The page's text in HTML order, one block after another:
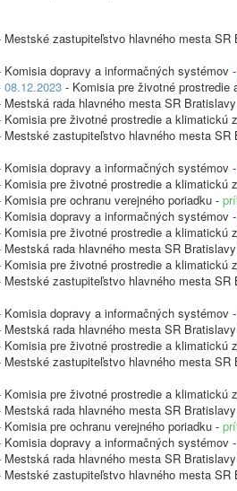
Mestské zastupiteľstvo hlavného mesta SR
Komisia dopravy a informačných systémov -
08.12.2023 - Komisia pre životné prostredie
Mestská rada hlavného mesta SR
Komisia pre životné prostredie a klimatickú
Mestské zastupiteľstvo hlavného mesta SR
Komisia dopravy a informačných systémov -
Komisia pre životné prostredie a klimatickú
Komisia pre ochranu verejného poriadku -
Komisia dopravy a informačných systémov -
Komisia pre životné prostredie a klimatickú
Mestská rada hlavného mesta SR
Komisia pre životné prostredie a klimatickú
Mestské zastupiteľstvo hlavného mesta SR
Komisia dopravy a informačných systémov -
Mestská rada hlavného mesta SR
Komisia pre životné prostredie a klimatickú
Mestské zastupiteľstvo hlavného mesta SR
Komisia pre životné prostredie a klimatickú
Mestská rada hlavného mesta SR
Komisia pre ochranu verejného poriadku -
Komisia dopravy a informačných systémov -
Mestská rada hlavného mesta SR
Mestské zastupiteľstvo hlavného mesta SR